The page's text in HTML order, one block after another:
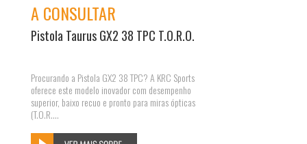
A CONSULTAR
Pistola Taurus GX2 38 TPC T.O.R.O.
Procurando a Pistola GX2 38 TPC? A KRC Sports
oferece este modelo inovador com desempenho
superior, baixo recuo e pronto para miras ópticas
(T.O.R....